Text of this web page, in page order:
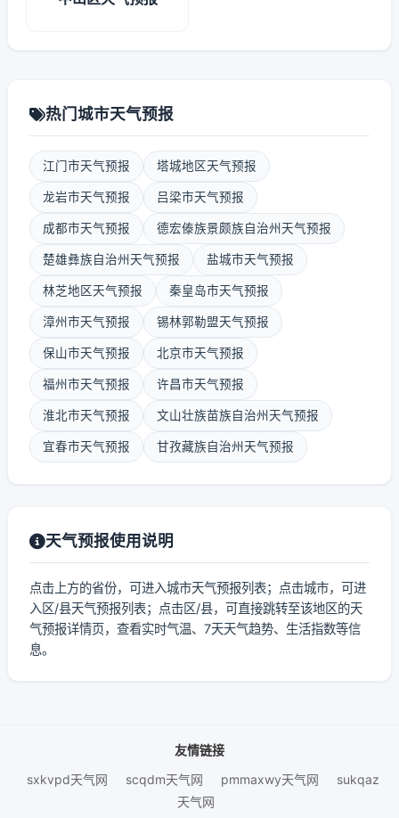
热门城市天气预报
江门市天气预报 塔城地区天气预报
龙岩市天气预报 吕梁市天气预报
成都市天气预报 德宏傣族景颇族自治州天气预报
楚雄彝族自治州天气预报 盐城市天气预报
林芝地区天气预报 秦皇岛市天气预报
漳州市天气预报 锡林郭勒盟天气预报
保山市天气预报 北京市天气预报
福州市天气预报 许昌市天气预报
淮北市天气预报 文山壮族苗族自治州天气预报
宜春市天气预报 甘孜藏族自治州天气预报
天气预报使用说明
点击上方的省份，可进入城市天气预报列表；点击城市，可进
入区/县天气预报列表；点击区/县，可直接跳转至该地区的天
气预报详情页，查看实时气温、7天天气趋势、生活指数等信
息。
友情链接
sxkvpd天气网
scqdm天气网 pmmaxwy天气网
sukqaz
天气网